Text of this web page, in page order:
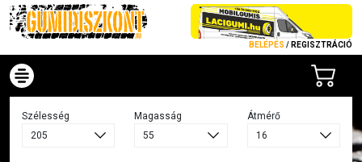
BELÉPÉS / REGISZTRÁCIÓ
Szélesség Magasság Átmérő